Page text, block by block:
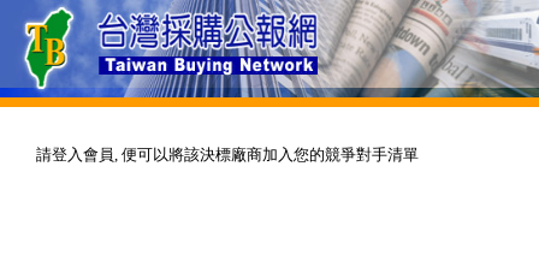
請登入會員, 便可以將該決標廠商加入您的競爭對手清單